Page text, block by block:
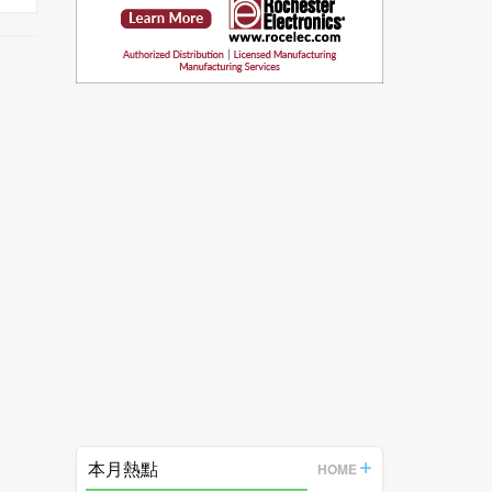
本月熱點 HOME